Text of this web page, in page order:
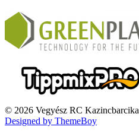
© 2026 Vegyész RC Kazincbarcika
Designed by ThemeBoy